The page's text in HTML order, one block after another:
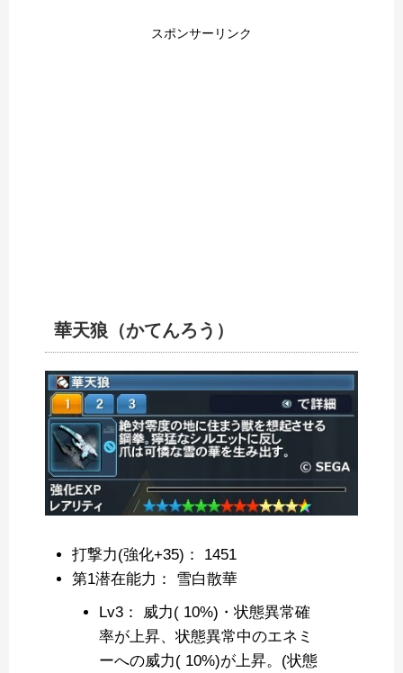
スポンサーリンク
華天狼（かてんろう）
打撃力(強化+35)： 1451
第1潜在能力： 雪白散華
Lv3： 威力( 10%)・状態異常確
率が上昇、状態異常中のエネミ
ーへの威力( 10%)が上昇。(状態